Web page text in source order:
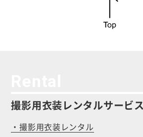
撮影用衣装レンタルサービス
・撮影用衣装レンタル